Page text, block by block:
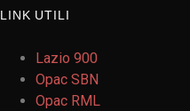
LINK UTILI
Lazio 900
Opac SBN
Opac RML